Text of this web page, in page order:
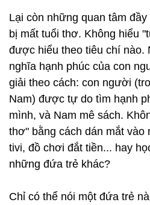
Lại còn những quan tâm
bị mất tuổi thơ. Không hiểu
được hiểu theo tiêu chí nào.
nghĩa hạnh phúc của con
giải theo cách: con người
Nam) được tự do tìm hạnh
mình, và Nam mê sách.
thơ" bằng cách dán mắt vào
tivi, đồ chơi đắt tiền... hay
những đứa trẻ khác?
Chỉ có thể nói một đứa trẻ